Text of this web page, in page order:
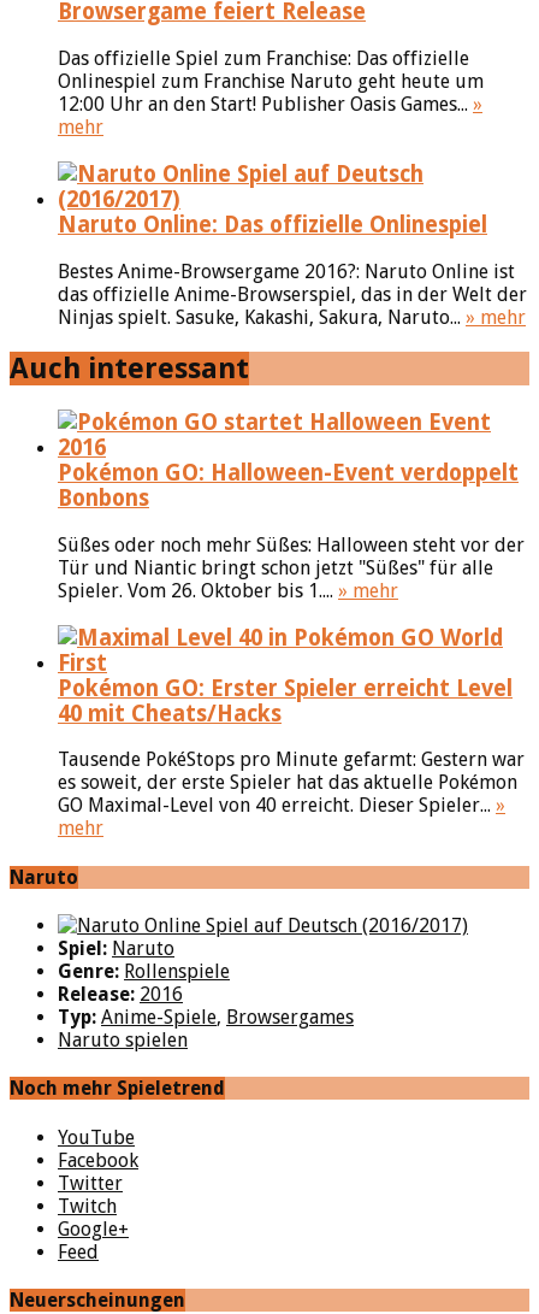
Browsergame feiert Release
Das offizielle Spiel zum Franchise: Das offizielle
Onlinespiel zum Franchise Naruto geht heute um
12:00 Uhr an den Start! Publisher Oasis Games... »
mehr
Naruto Online: Das offizielle Onlinespiel
Bestes Anime-Browsergame 2016?: Naruto Online ist
das offizielle Anime-Browserspiel, das in der Welt der
Ninjas spielt. Sasuke, Kakashi, Sakura, Naruto... » mehr
Auch interessant
Pokémon GO: Halloween-Event verdoppelt
Bonbons
Süßes oder noch mehr Süßes: Halloween steht vor der
Tür und Niantic bringt schon jetzt "Süßes" für alle
Spieler. Vom 26. Oktober bis 1.... » mehr
Pokémon GO: Erster Spieler erreicht Level
40 mit Cheats/Hacks
Tausende PokéStops pro Minute gefarmt: Gestern war
es soweit, der erste Spieler hat das aktuelle Pokémon
GO Maximal-Level von 40 erreicht. Dieser Spieler... »
mehr
Naruto
Spiel: Naruto
Genre: Rollenspiele
Release: 2016
Typ: Anime-Spiele, Browsergames
Naruto spielen
Noch mehr Spieletrend
YouTube
Facebook
Twitter
Twitch
Google+
Feed
Neuerscheinungen